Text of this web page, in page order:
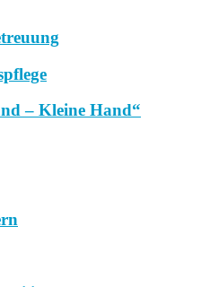
– Kleine Hand“